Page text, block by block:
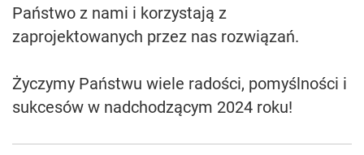
Państwo z nami i korzystają z
zaprojektowanych przez nas rozwiązań.
Życzymy Państwu wiele radości, pomyślności i
sukcesów w nadchodzącym 2024 roku!